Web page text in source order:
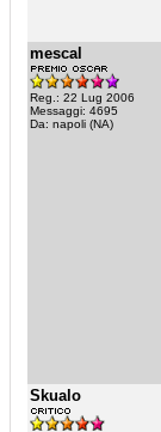
mescal
Reg.: 22 Lug 2006
Messaggi: 4695
Da: napoli (NA)
Skualo